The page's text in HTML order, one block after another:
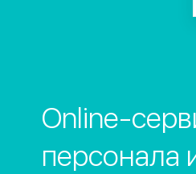
Online-
персонала